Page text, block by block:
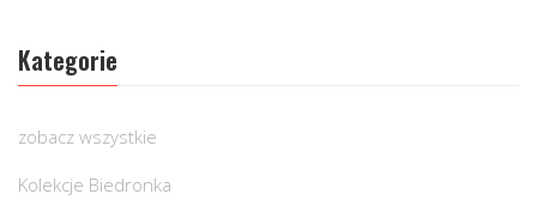
Kategorie
zobacz wszystkie
Kolekcje Biedronka